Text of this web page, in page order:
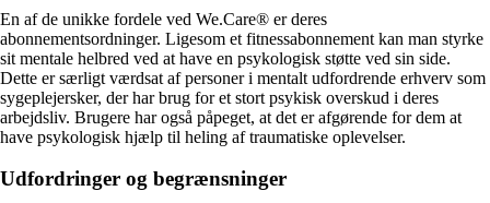
En af de unikke fordele ved We.Care® er deres
abonnementsordninger. Ligesom et fitnessabonnement kan man styrke
sit mentale helbred ved at have en psykologisk støtte ved sin side.
Dette er særligt værdsat af personer i mentalt udfordrende erhverv som
sygeplejersker, der har brug for et stort psykisk overskud i deres
arbejdsliv. Brugere har også påpeget, at det er afgørende for dem at
have psykologisk hjælp til heling af traumatiske oplevelser.
Udfordringer og begrænsninger